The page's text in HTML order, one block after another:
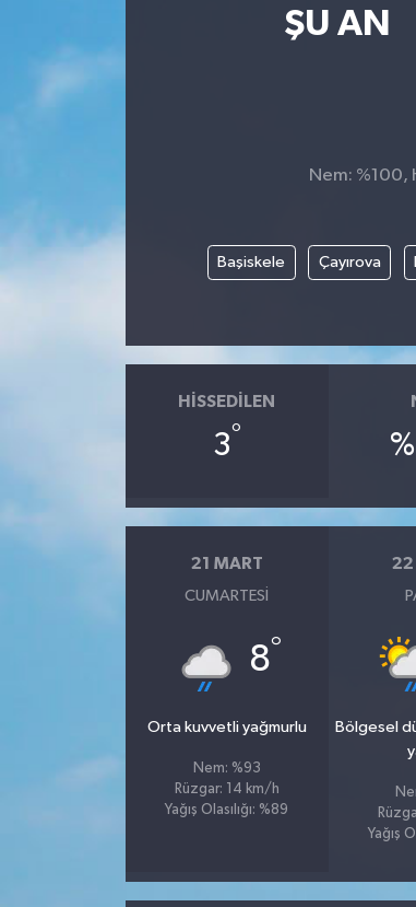
ŞU AN
Nem: %100,
Başiskele Çayırova
HISSEDILEN
3°
21 MART
CUMARTESI
8°
Orta kuvvetli yağmurlu
Nem: %93
Rüzgar: 14 km/h
Yağış Olasılığı: %89
22
Bölgesel
Yağış